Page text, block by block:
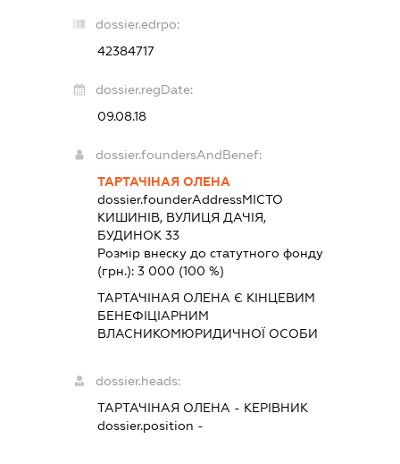
dossier.edrpo:
42384717
dossier.regDate:
09.08.18
dossier.foundersAndBenef:
ТАРТАЧІНАЯ ОЛЕНА
dossier.founderAddressМІСТО
КИШИНІВ, ВУЛИЦЯ ДАЧІЯ,
БУДИНОК 33
Розмір внеску до статутного фонду
(грн.): 3 000 (100 %)
ТАРТАЧІНАЯ ОЛЕНА Є КІНЦЕВИМ
БЕНЕФІЦІАРНИМ
ВЛАСНИКОМЮРИДИЧНОЇ ОСОБИ
dossier.heads:
ТАРТАЧІНАЯ ОЛЕНА - КЕРІВНИК
dossier.position -